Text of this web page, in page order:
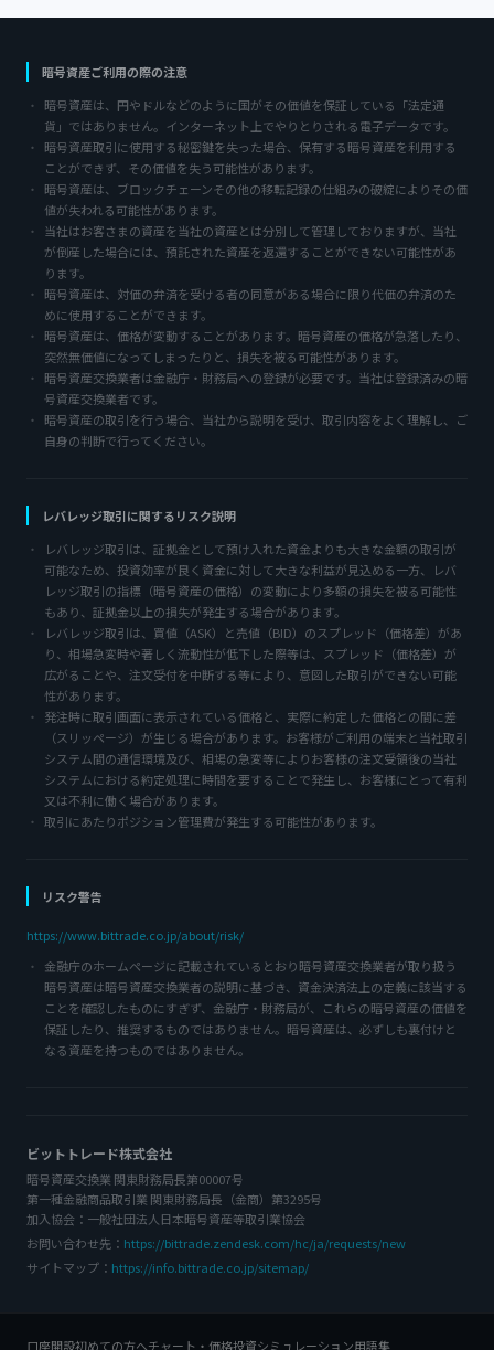
暗号資産ご利用の際の注意
暗号資産は、円やドルなどのように国がその価値を保証している「法定通
貨」ではありません。インターネット上でやりとりされる電子データです。
暗号資産取引に使用する秘密鍵を失った場合、保有する暗号資産を利用する
ことができず、その価値を失う可能性があります。
暗号資産は、ブロックチェーンその他の移転記録の仕組みの破綻によりその価
値が失われる可能性があります。
当社はお客さまの資産を当社の資産とは分別して管理しておりますが、当社
が倒産した場合には、預託された資産を返還することができない可能性があ
ります。
暗号資産は、対価の弁済を受ける者の同意がある場合に限り代価の弁済のた
めに使用することができます。
暗号資産は、価格が変動することがあります。暗号資産の価格が急落したり、
突然無価値になってしまったりと、損失を被る可能性があります。
暗号資産交換業者は金融庁・財務局への登録が必要です。当社は登録済みの暗
号資産交換業者です。
暗号資産の取引を行う場合、当社から説明を受け、取引内容をよく理解し、ご
自身の判断で行ってください。
レバレッジ取引に関するリスク説明
レバレッジ取引は、証拠金として預け入れた資金よりも大きな金額の取引が
可能なため、投資効率が良く資金に対して大きな利益が見込める一方、レバ
レッジ取引の指標（暗号資産の価格）の変動により多額の損失を被る可能性
もあり、証拠金以上の損失が発生する場合があります。
レバレッジ取引は、買値（ASK）と売値（BID）のスプレッド（価格差）があ
り、相場急変時や著しく流動性が低下した際等は、スプレッド（価格差）が
広がることや、注文受付を中断する等により、意図した取引ができない可能
性があります。
発注時に取引画面に表示されている価格と、実際に約定した価格との間に差
（スリッページ）が生じる場合があります。お客様がご利用の端末と当社取引
システム間の通信環境及び、相場の急変等によりお客様の注文受領後の当社
システムにおける約定処理に時間を要することで発生し、お客様にとって有利
又は不利に働く場合があります。
取引にあたりポジション管理費が発生する可能性があります。
リスク警告
https://www.bittrade.co.jp/about/risk/
金融庁のホームページに記載されているとおり暗号資産交換業者が取り扱う
暗号資産は暗号資産交換業者の説明に基づき、資金決済法上の定義に該当する
ことを確認したものにすぎず、金融庁・財務局が、これらの暗号資産の価値を
保証したり、推奨するものではありません。暗号資産は、必ずしも裏付けと
なる資産を持つものではありません。
ビットトレード株式会社
暗号資産交換業 関東財務局長第00007号
第一種金融商品取引業 関東財務局長（金商）第3295号
加入協会：一般社団法人日本暗号資産等取引業協会
お問い合わせ先： https://bittrade.zendesk.com/hc/ja/requests/new
サイトマップ： https://info.bittrade.co.jp/sitemap/
口座開設初めての方へチャート・価格投資シミュレーション用語集